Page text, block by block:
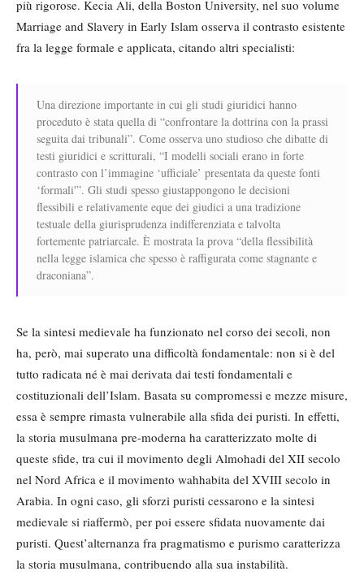
più rigorose. Kecia Ali, della Boston University, nel suo volume
Marriage and Slavery in Early Islam osserva il contrasto esistente
fra la legge formale e applicata, citando altri specialisti:
Una direzione importante in cui gli studi giuridici hanno
proceduto è stata quella di “confrontare la dottrina con la prassi
seguita dai tribunali”. Come osserva uno studioso che dibatte di
testi giuridici e scritturali, “I modelli sociali erano in forte
contrasto con l’immagine ‘ufficiale’ presentata da queste fonti
‘formali'”. Gli studi spesso giustappongono le decisioni
flessibili e relativamente eque dei giudici a una tradizione
testuale della giurisprudenza indifferenziata e talvolta
fortemente patriarcale. È mostrata la prova “della flessibilità
nella legge islamica che spesso è raffigurata come stagnante e
draconiana”.
Se la sintesi medievale ha funzionato nel corso dei secoli, non
ha, però, mai superato una difficoltà fondamentale: non si è del
tutto radicata né è mai derivata dai testi fondamentali e
costituzionali dell’Islam. Basata su compromessi e mezze misure,
essa è sempre rimasta vulnerabile alla sfida dei puristi. In effetti,
la storia musulmana pre-moderna ha caratterizzato molte di
queste sfide, tra cui il movimento degli Almohadi del XII secolo
nel Nord Africa e il movimento wahhabita del XVIII secolo in
Arabia. In ogni caso, gli sforzi puristi cessarono e la sintesi
medievale si riaffermò, per poi essere sfidata nuovamente dai
puristi. Quest’alternanza fra pragmatismo e purismo caratterizza
la storia musulmana, contribuendo alla sua instabilità.